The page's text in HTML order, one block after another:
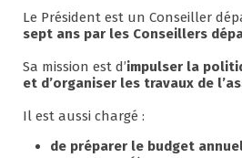
Le Président est un Conseiller
sept ans par les Conseillers
Sa mission est d’impulser la
et d’organiser les travaux de
Il est aussi chargé :
de préparer le budget